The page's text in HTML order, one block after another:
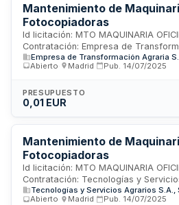
Mantenimiento de
Fotocopiadoras
Id licitación: MTO MAQUINARIA
Contratación: Empresa de
M.P., (TRAGSA); Importe: 0.01 EUR;
Empresa de Transformación Agraria
Abierto
Madrid Pub. 14/07/2025
PRESUPUESTO
0,01 EUR
Mantenimiento de
Fotocopiadoras
Id licitación: MTO MAQUINARIA
Contratación: Tecnologías y
M.P., (TRAGSATEC); Importe: 0.01
Tecnologías y Servicios Agrarios S.A.,
Abierto
Madrid Pub. 14/07/2025